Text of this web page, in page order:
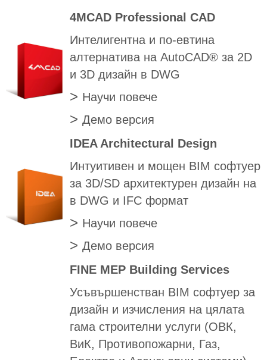
4MCAD Professional CAD
Интелигентна и по-евтина
алтернатива на AutoCAD® за 2D
и 3D дизайн в DWG
> Научи повече
> Демо версия
IDEA Architectural Design
Интуитивен и мощен BIM софтуер
за 3D/SD архитектурен дизайн на
в DWG и IFC формат
> Научи повече
> Демо версия
FINE MEP Building Services
Усъвършенстван BIM софтуер за
дизайн и изчисления на цялата
гама строителни услуги (ОВК,
ВиК, Противопожарни, Газ,